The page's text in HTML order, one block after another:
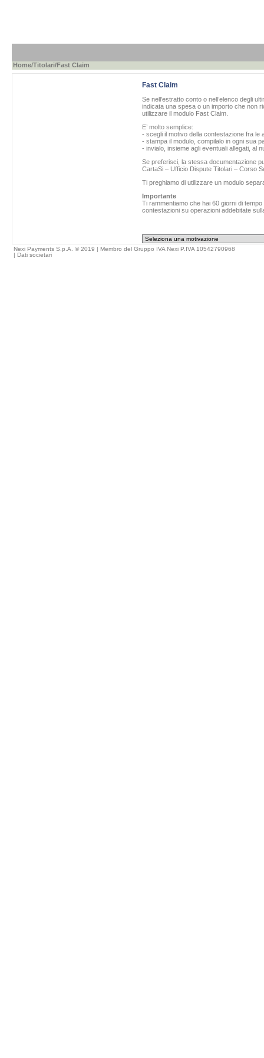
Home/Titolari/Fast Claim
Fast Claim
Se nell'estratto conto o nell’elenco degli
indicata una spesa o un importo che non
utilizzare il modulo Fast Claim.
E’ molto semplice:
- scegli il motivo della contestazione fra le
- stampa il modulo, compilalo in ogni sua
- invialo, insieme agli eventuali allegati, al
Se preferisci, la stessa documentazione
CartaSi – Ufficio Dispute Titolari – Corso
Ti preghiamo di utilizzare un modulo
Importante
Ti rammentiamo che hai 60 giorni di
contestazioni su operazioni addebitate
Nexi Payments S.p.A. © 2019 | Membro del Gruppo IVA Nexi P.IVA 10542790968
| Dati societari